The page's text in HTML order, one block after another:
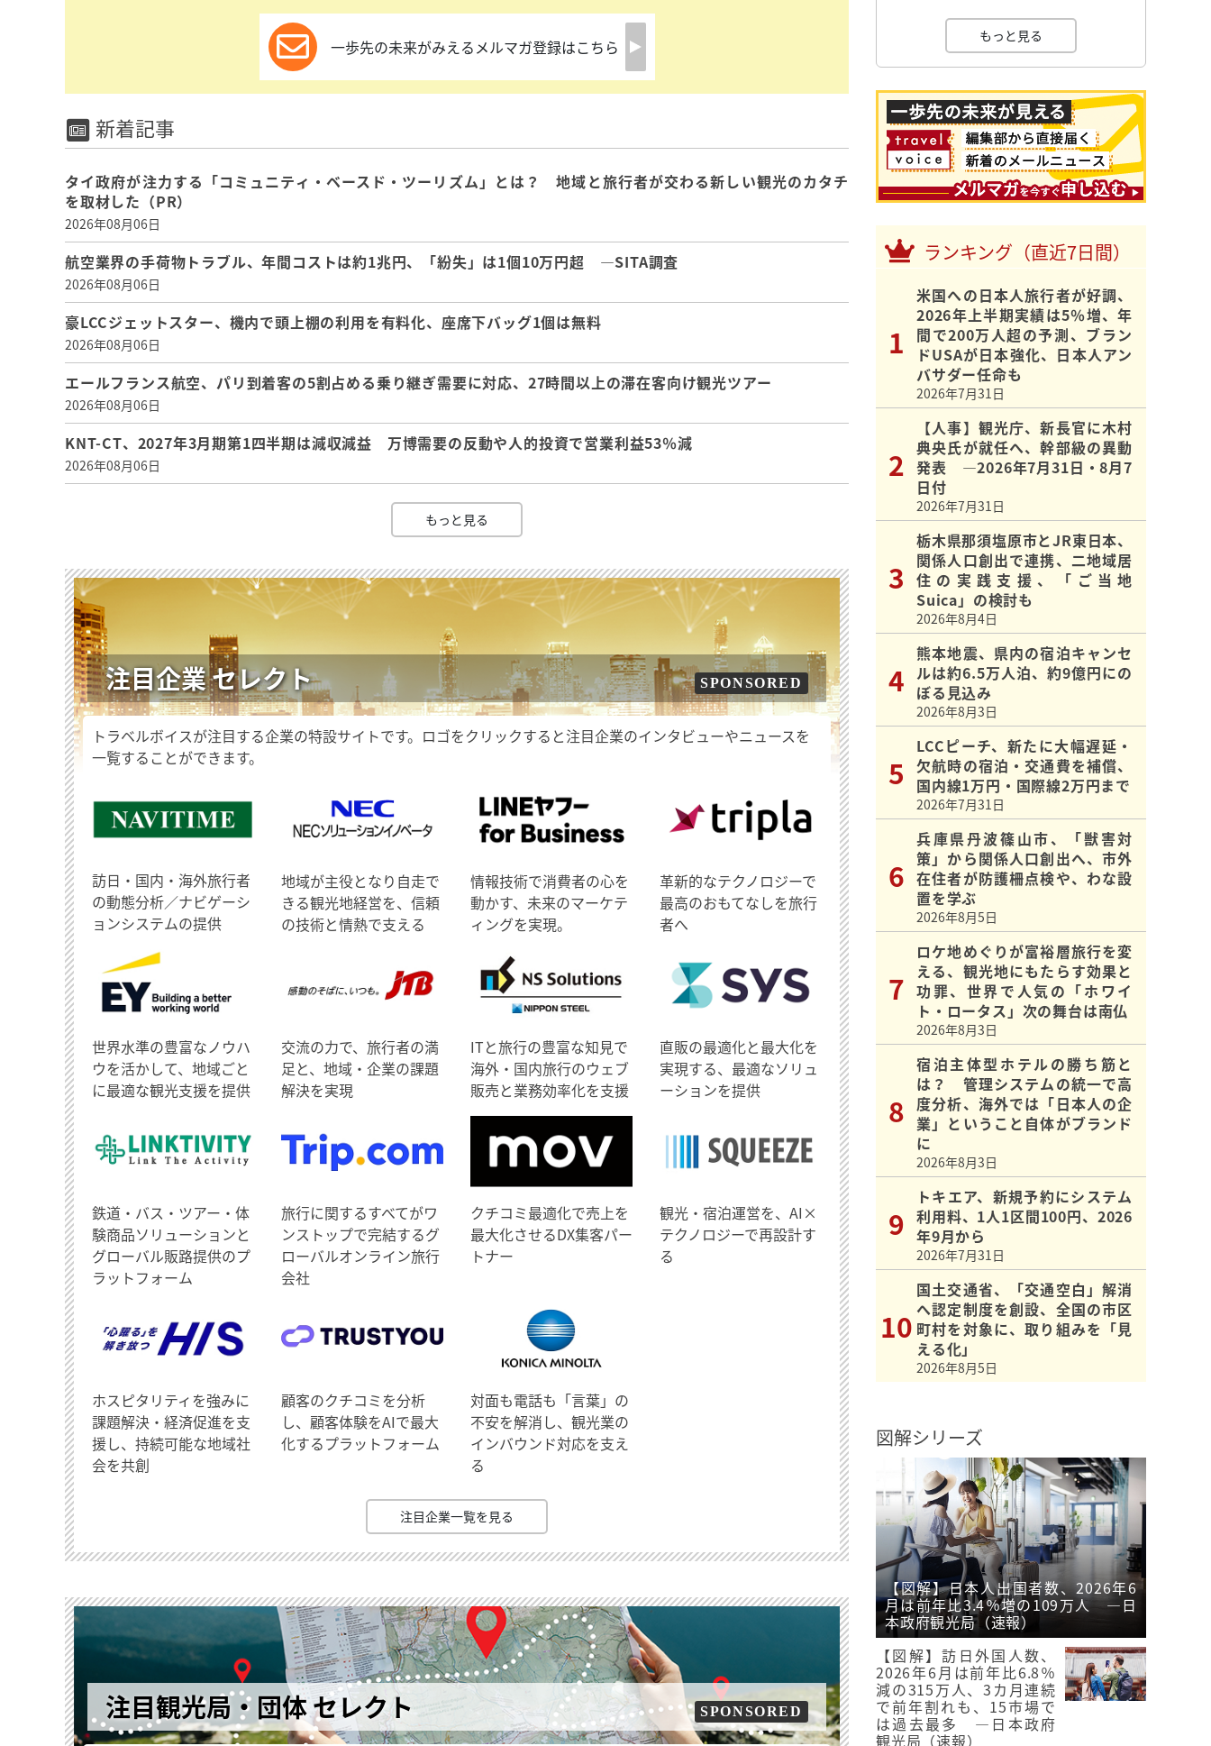
一歩先の未来がみえるメルマガ登録はこちら
新着記事
タイ政府が注力する「コミュニティ・ベースド・ツーリズム」とは？ 地域と旅行者が交わる新しい観光のカタチ
を取材した（PR）
2026年08月06日
航空業界の手荷物トラブル、年間コストは約1兆円、「紛失」は1個10万円超 ―SITA調査
2026年08月06日
豪LCCジェットスター、機内で頭上棚の利用を有料化、座席下バッグ1個は無料
2026年08月06日
エールフランス航空、パリ到着客の5割占める乗り継ぎ需要に対応、27時間以上の滞在客向け観光ツアー
2026年08月06日
KNT-CT、2027年3月期第1四半期は減収減益 万博需要の反動や人的投資で営業利益53％減
2026年08月06日
もっと見る
注目企業 セレクト SPONSORED
トラベルボイスが注目する企業の特設サイトです。ロゴをクリックすると注目企業のインタビューやニュースを
一覧することができます。
訪日・国内・海外旅行者
の動態分析／ナビゲーシ
ョンシステムの提供
地域が主役となり自走で
きる観光地経営を、信頼
の技術と情熱で支える
情報技術で消費者の心を
動かす、未来のマーケテ
ィングを実現。
革新的なテクノロジーで
最高のおもてなしを旅行
者へ
世界水準の豊富なノウハ
ウを活かして、地域ごと
に最適な観光支援を提供
交流の力で、旅行者の満
足と、地域・企業の課題
解決を実現
ITと旅行の豊富な知見で
海外・国内旅行のウェブ
販売と業務効率化を支援
直販の最適化と最大化を
実現する、最適なソリュ
ーションを提供
鉄道・バス・ツアー・体
験商品ソリューションと
グローバル販路提供のプ
ラットフォーム
旅行に関するすべてがワ
ンストップで完結するグ
ローバルオンライン旅行
会社
クチコミ最適化で売上を
最大化させるDX集客パー
トナー
観光・宿泊運営を、AI×
テクノロジーで再設計す
る
ホスピタリティを強みに
課題解決・経済促進を支
援し、持続可能な地域社
会を共創
顧客のクチコミを分析
し、顧客体験をAIで最大
化するプラットフォーム
対面も電話も「言葉」の
不安を解消し、観光業の
インバウンド対応を支え
る
注目企業一覧を見る
注目観光局・団体 セレクト SPONSORED
もっと見る
ランキング（直近7日間）
米国への日本人旅行者が好調、
2026年上半期実績は5％増、年
間で200万人超の予測、ブラン
ドUSAが日本強化、日本人アン
バサダー任命も
2026年7月31日
【人事】観光庁、新長官に木村
典央氏が就任へ、幹部級の異動
発表 ―2026年7月31日・8月7
日付
2026年7月31日
栃木県那須塩原市とJR東日本、
関係人口創出で連携、二地域居
住の実践支援、「ご当地
Suica」の検討も
2026年8月4日
熊本地震、県内の宿泊キャンセ
ルは約6.5万人泊、約9億円にの
ぼる見込み
2026年8月3日
LCCピーチ、新たに大幅遅延・
欠航時の宿泊・交通費を補償、
国内線1万円・国際線2万円まで
2026年7月31日
兵庫県丹波篠山市、「獣害対
策」から関係人口創出へ、市外
在住者が防護柵点検や、わな設
置を学ぶ
2026年8月5日
ロケ地めぐりが富裕層旅行を変
える、観光地にもたらす効果と
功罪、世界で人気の「ホワイ
ト・ロータス」次の舞台は南仏
2026年8月3日
宿泊主体型ホテルの勝ち筋と
は？ 管理システムの統一で高
度分析、海外では「日本人の企
業」ということ自体がブランド
に
2026年8月3日
トキエア、新規予約にシステム
利用料、1人1区間100円、2026
年9月から
2026年7月31日
国土交通省、「交通空白」解消
へ認定制度を創設、全国の市区
町村を対象に、取り組みを「見
える化」
2026年8月5日
図解シリーズ
【図解】日本人出国者数、2026年6
月は前年比3.4％増の109万人 ―日
本政府観光局（速報）
【図解】訪日外国人数、
2026年6月は前年比6.8％
減の315万人、3カ月連続
で前年割れも、15市場で
は過去最多 ―日本政府
観光局（速報）